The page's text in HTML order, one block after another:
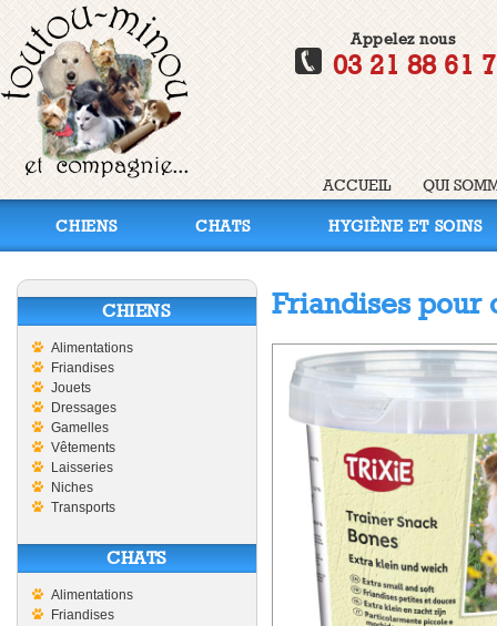
Appelez nous
03 21 88 61
ACCUEIL QUI
CHIENS CHATS HYGIÈNE ET SOINS
CHIENS
Alimentations
Friandises
Jouets
Dressages
Gamelles
Vêtements
Laisseries
Niches
Transports
CHATS
Alimentations
Friandises
Friandises pour